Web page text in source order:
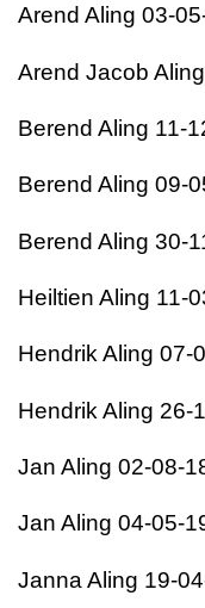
Arend Aling 03-
Arend Jacob
Berend Aling 11-
Berend Aling 09-
Berend Aling 30-
Heiltien Aling 11-
Hendrik Aling 07-
Hendrik Aling 26-
Jan Aling 02-08-
Jan Aling 04-05-
Janna Aling 19-